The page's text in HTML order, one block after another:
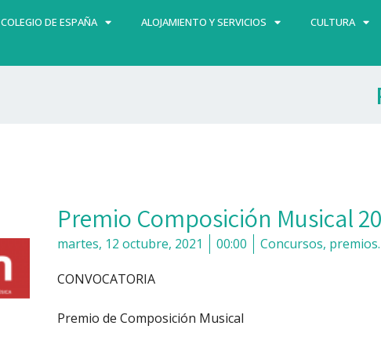
COLEGIO DE ESPAÑA ALOJAMIENTO Y SERVICIOS CULTURA
Premio Composición Musical
martes, 12 octubre, 2021 00:00 Concursos,
CONVOCATORIA
Premio de Composición Musical